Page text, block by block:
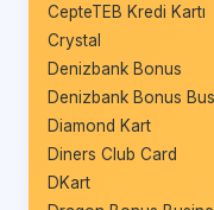
CepteTEB Kredi Kartı
Crystal
Denizbank Bonus
Denizbank Bonus
Diamond Kart
Diners Club Card
DKart